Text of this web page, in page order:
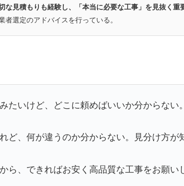
な見積もりも経験し、「本当に必要な工事」を見抜く重
選定のアドバイスを行っている。
たいけど、どこに頼めばいいか分からない
ど、何が違うのか分からない。見分け方が
ら、できればお安く高品質な工事をお願い